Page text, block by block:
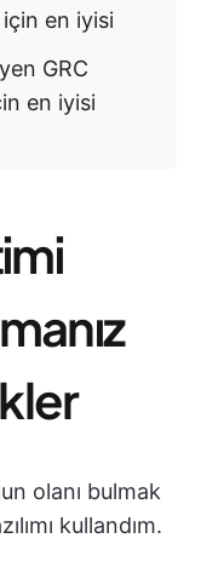
için en iyisi
GRC
en iyisi
olanı bulmak
kullandım.